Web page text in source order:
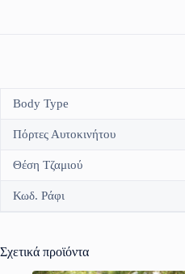
Body Type
Πόρτες Αυτοκινήτου
Θέση Τζαμιού
Κωδ. Ράφι
Σχετικά προϊόντα